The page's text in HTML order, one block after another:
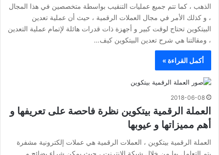
الذهب ، كما تتم جميع عمليات التنقيب بواسطة متخصصين في هذا المجال
، و كذلك الأمر في مجال العملات الرقمية ، حيث أن عملية تعدين
البيتكوين تحتاج لوقت كبير و أجهزة ذات قدرات هائلة لإتمام عملية التعدين
، ومقالتنا هي شرح تعدين البيتكوين كيف…
أكمل القراءة »
2018-06-08
العملة الرقمية بيتكوين نظرة فاحصة على تعريفها و
أهم مميزاتها و عيوبها
العملة الرقمية بيتكوين ، العملات الرقمية هي عملات إلكترونية مشفرة
يتم التعامل بها من خلال شبكة الإنترنت ، حيث يمكن شراء بضائح و